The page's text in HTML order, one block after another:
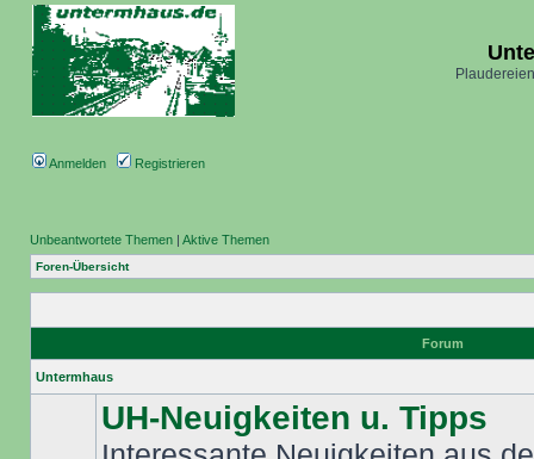
Anmelden Registrieren
Unbeantwortete Themen | Aktive Themen
Foren-Übersicht
Forum
Untermhaus
UH-Neuigkeiten u. Tipps